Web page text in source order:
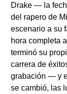
Drake — la
del rapero de
escenario a su
hora completa
terminó su
carrera de
grabación — y
se cambió, las